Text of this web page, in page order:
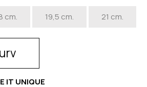
cm. 19,5 cm. 21 cm.
IT UNIQUE